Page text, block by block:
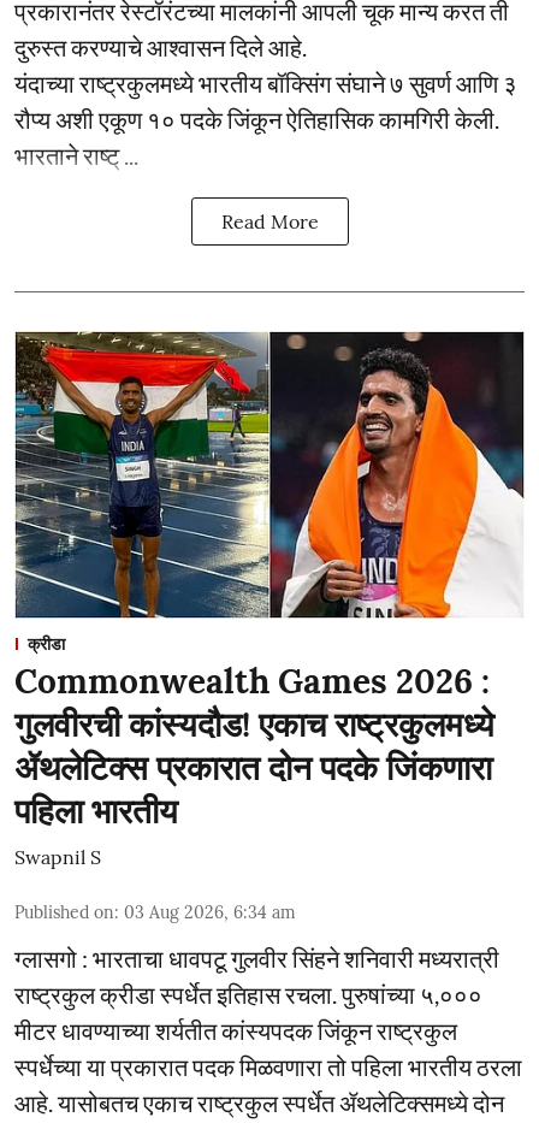
प्रकारानंतर रेस्टॉरंटच्या मालकांनी आपली चूक मान्य करत ती
दुरुस्त करण्याचे आश्वासन दिले आहे.
यंदाच्या राष्ट्रकुलमध्ये भारतीय बॉक्सिंग संघाने ७ सुवर्ण आणि ३
रौप्य अशी एकूण १० पदके जिंकून ऐतिहासिक कामगिरी केली.
भारताने राष्ट् ...
Read More
क्रीडा
Commonwealth Games 2026 :
गुलवीरची कांस्यदौड! एकाच राष्ट्रकुलमध्ये
ॲथलेटिक्स प्रकारात दोन पदके जिंकणारा
पहिला भारतीय
Swapnil S
Published on: 03 Aug 2026, 6:34 am
ग्लासगो : भारताचा धावपटू गुलवीर सिंहने शनिवारी मध्यरात्री
राष्ट्रकुल क्रीडा स्पर्धेत इतिहास रचला. पुरुषांच्या ५,०‌००
मीटर धावण्याच्या शर्यतीत कांस्यपदक जिंकून राष्ट्रकुल
स्पर्धेच्या या प्रकारात पदक मिळवणारा तो पहिला भारतीय ठरला
आहे. यासोबतच एकाच राष्ट्रकुल स्पर्धेत ॲथलेटिक्समध्ये दोन